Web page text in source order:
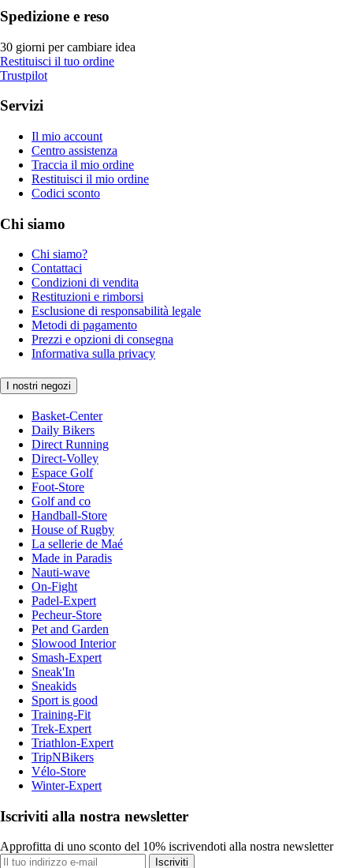
Spedizione e reso
30 giorni per cambiare idea
Restituisci il tuo ordine
Trustpilot
Servizi
Il mio account
Centro assistenza
Traccia il mio ordine
Restituisci il mio ordine
Codici sconto
Chi siamo
Chi siamo?
Contattaci
Condizioni di vendita
Restituzioni e rimborsi
Esclusione di responsabilità legale
Metodi di pagamento
Prezzi e opzioni di consegna
Informativa sulla privacy
I nostri negozi
Basket-Center
Daily Bikers
Direct Running
Direct-Volley
Espace Golf
Foot-Store
Golf and co
Handball-Store
House of Rugby
La sellerie de Maé
Made in Paradis
Nauti-wave
On-Fight
Padel-Expert
Pecheur-Store
Pet and Garden
Slowood Interior
Smash-Expert
Sneak'In
Sneakids
Sport is good
Training-Fit
Trek-Expert
Triathlon-Expert
TripNBikers
Vélo-Store
Winter-Expert
Iscriviti alla nostra newsletter
Approfitta di uno sconto del 10% iscrivendoti alla nostra newsletter
Iscriviti